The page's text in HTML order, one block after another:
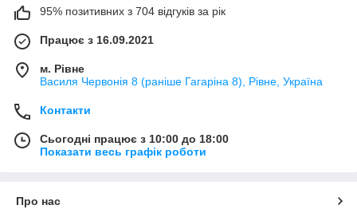
95% позитивних з 704 відгуків за рік
Працює з 16.09.2021
м. Рівне
Василя Червонія 8 (раніше Гагаріна 8), Рівне, Україна
Контакти
Сьогодні працює з 10:00 до 18:00
Показати весь графік роботи
Про нас